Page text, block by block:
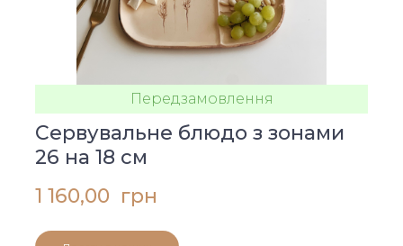
Передзамовлення
Сервувальне блюдо з зонами
26 на 18 см
1 160,00  грн